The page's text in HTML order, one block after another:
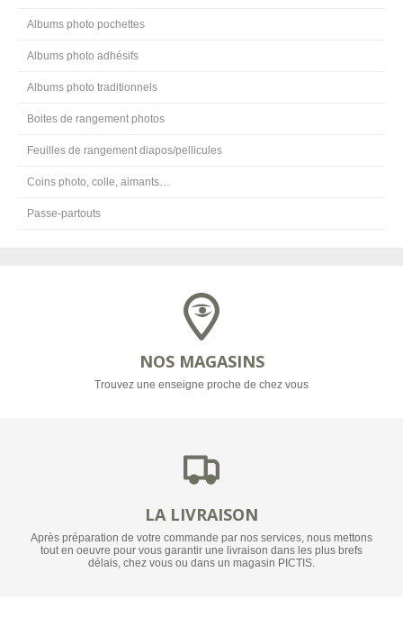
Albums photo pochettes
Albums photo adhésifs
Albums photo traditionnels
Boites de rangement photos
Feuilles de rangement diapos/pellicules
Coins photo, colle, aimants…
Passe-partouts
NOS MAGASINS
Trouvez une enseigne proche de chez vous
LA LIVRAISON
Après préparation de votre commande par nos services, nous mettons
tout en oeuvre pour vous garantir une livraison dans les plus brefs
délais, chez vous ou dans un magasin PICTIS.